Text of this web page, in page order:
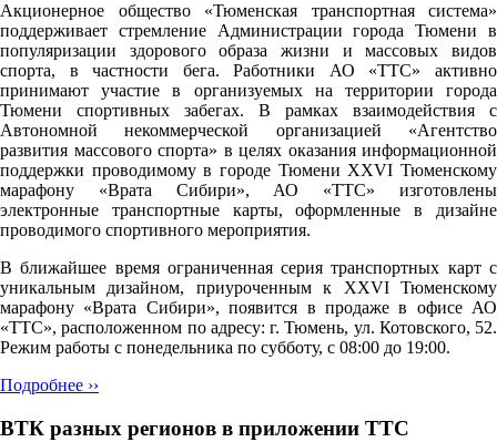
Акционерное общество «Тюменская транспортная система»
поддерживает стремление Администрации города Тюмени в
популяризации здорового образа жизни и массовых видов
спорта, в частности бега. Работники АО «ТТС» активно
принимают участие в организуемых на территории города
Тюмени спортивных забегах. В рамках взаимодействия с
Автономной некоммерческой организацией «Агентство
развития массового спорта» в целях оказания информационной
поддержки проводимому в городе Тюмени XXVI Тюменскому
марафону «Врата Сибири», АО «ТТС» изготовлены
электронные транспортные карты, оформленные в дизайне
проводимого спортивного мероприятия.
В ближайшее время ограниченная серия транспортных карт с
уникальным дизайном, приуроченным к XXVI Тюменскому
марафону «Врата Сибири», появится в продаже в офисе АО
«ТТС», расположенном по адресу: г. Тюмень, ул. Котовского, 52.
Pежим работы с понедельника по субботу, с 08:00 до 19:00.
Подробнее ››
ВТК разных регионов в приложении ТТС